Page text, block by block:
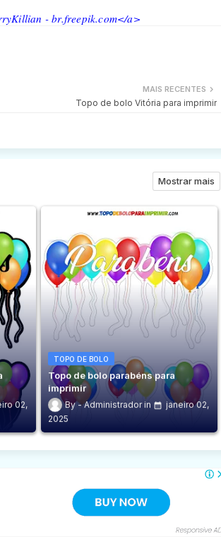
- br.freepik.com</a>
MAIS RECENTES
Topo de bolo Vitória para imprimir
Mostrar mais
02,
TOPO DE BOLO
Topo de bolo parabéns para
imprimir
Administrador
janeiro 02,
2025